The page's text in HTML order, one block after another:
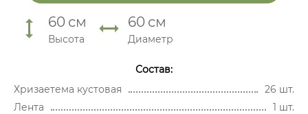
60 см
Высота
60 см
Диаметр
Состав:
Хризаетема кустовая
26 шт.
Лента
1 шт.